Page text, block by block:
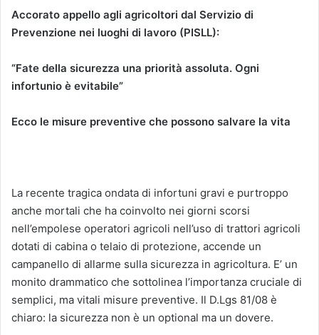
Accorato appello agli agricoltori dal Servizio di
Prevenzione nei luoghi di lavoro (PISLL):
“Fate della sicurezza una priorità assoluta. Ogni
infortunio è evitabile”
Ecco le misure preventive che possono salvare la vita
La recente tragica ondata di infortuni gravi e purtroppo
anche mortali che ha coinvolto nei giorni scorsi
nell’empolese operatori agricoli nell’uso di trattori agricoli
dotati di cabina o telaio di protezione, accende un
campanello di allarme sulla sicurezza in agricoltura. E’ un
monito drammatico che sottolinea l’importanza cruciale di
semplici, ma vitali misure preventive. Il D.Lgs 81/08 è
chiaro: la sicurezza non è un optional ma un dovere.